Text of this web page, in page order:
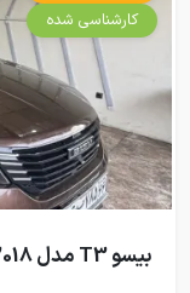
کارشناسی شده
بیسو T3 مدل 2018-1397